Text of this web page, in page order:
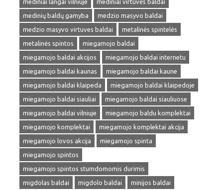
mediniai langai vilniuje
mediniai virtuvės baldai
medinių baldų gamyba
medzio masyvo baldai
medzio masyvo virtuves baldai
metalinės spintelės
metalinės spintos
miegamojo baldai
miegamojo baldai akcijos
miegamojo baldai internetu
miegamojo baldai kaunas
miegamojo baldai kaune
miegamojo baldai klaipeda
miegamojo baldai klaipedoje
miegamojo baldai siauliai
miegamojo baldai siauliuose
miegamojo baldai vilniuje
miegamojo baldu komplektai
miegamojo komplektai
miegamojo komplektai akcija
miegamojo lovos akcija
miegamojo spinta
miegamojo spintos
miegamojo spintos stumdomomis durimis
migdolas baldai
migdolo baldai
minijos baldai